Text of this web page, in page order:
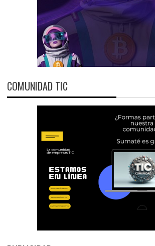
COMUNIDAD TIC